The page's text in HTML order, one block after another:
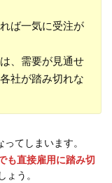
ば一気に受注が
、需要が見通せ
社が踏み切れな
てしまいます。
も直接雇用に踏み切
う。